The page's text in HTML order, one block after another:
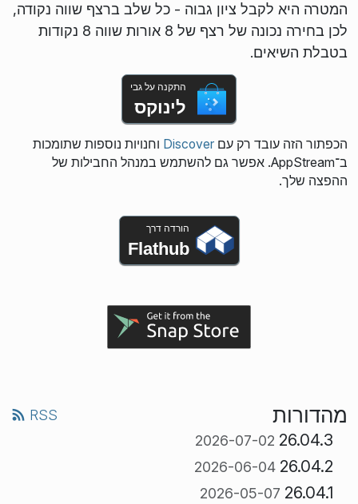
המטרה היא לקבל ציון גבוה - כל שלב ברצף שווה נקודה,
לכן בחירה נכונה של רצף של 8 אורות שווה 8 נקודות
בטבלת השיאים.
התקנה על גבי
לינוקס
הכפתור הזה עובד רק עםDiscover וחנויות נוספות שתומכות
ב־AppStream. אפשר גם להשתמש במנהל החבילות של
ההפצה שלך.
הורדה דרך
Flathub
מהדורות RSS
26.04.3
2026-07-02
26.04.2
2026-06-04
26.04.1
2026-05-07